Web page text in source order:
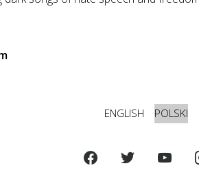
ENGLISH POLSKI